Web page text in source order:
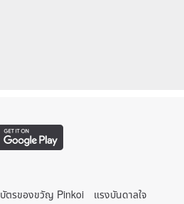
บัตรของขวัญ Pinkoi
แรงบันดาลใจ